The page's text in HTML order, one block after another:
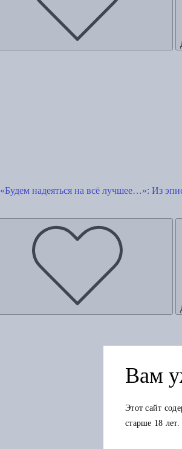
«Будем надеяться на всё лучшее…»: Из
Вам
Этот сайт
старше 18